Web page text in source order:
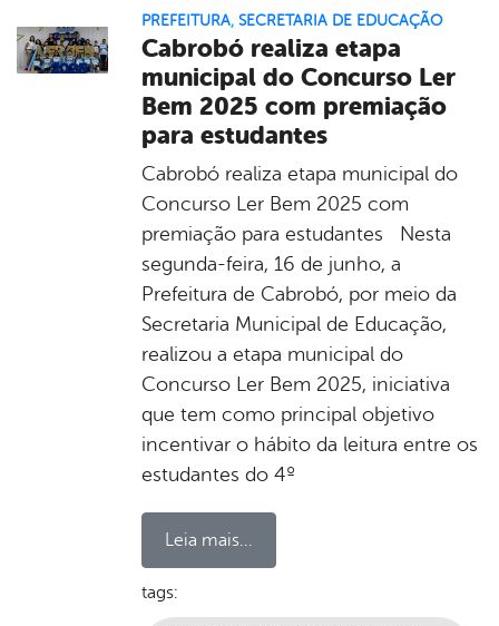
PREFEITURA, SECRETARIA DE EDUCAÇÃO
Cabrobó realiza etapa
municipal do Concurso Ler
Bem 2025 com premiação
para estudantes
Cabrobó realiza etapa municipal do
Concurso Ler Bem 2025 com
premiação para estudantes Nesta
segunda-feira, 16 de junho, a
Prefeitura de Cabrobó, por meio da
Secretaria Municipal de Educação,
realizou a etapa municipal do
Concurso Ler Bem 2025, iniciativa
que tem como principal objetivo
incentivar o hábito da leitura entre os
estudantes do 4º
Leia mais...
tags: